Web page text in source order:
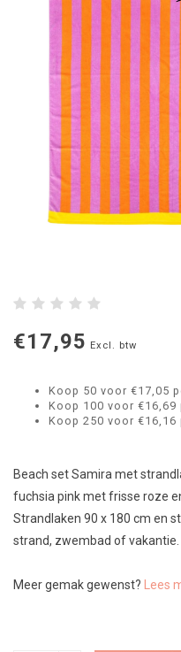
€17,95 Excl. btw
Koop 50 voor €17,05
Koop 100 voor €16,69
Koop 250 voor €16,16
Beach set Samira met
fuchsia pink met frisse roze
Strandlaken 90 x 180 cm en
strand, zwembad of vakantie.
Meer gemak gewenst? Lees